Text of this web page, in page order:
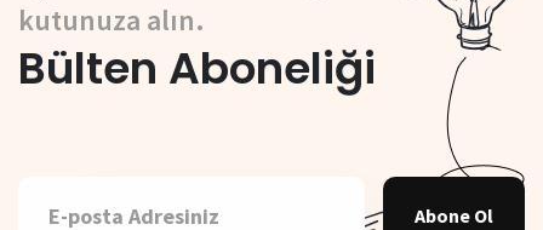
kutunuza alın.
Bülten Aboneliği
Abone Ol